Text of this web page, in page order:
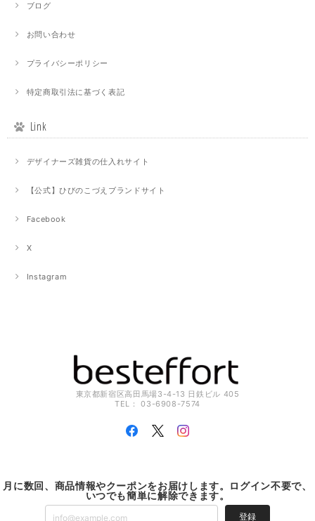
ブログ
お問い合わせ
プライバシーポリシー
特定商取引法に基づく表記
Link
デザイナーズ雑貨の仕入れサイト
【公式】ひびのこづえブランドサイト
Facebook
X
Instagram
東京都新宿区高田馬場3-4-13 日鉄ビル 405
TEL： 03-6908-7574
月に数回、商品情報やクーポンをお届けします。ログイン不要で、
いつでも簡単に解除できます。
登録